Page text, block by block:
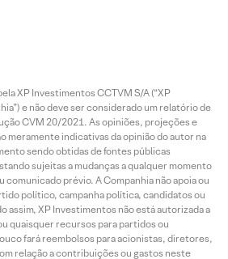
XP Investimentos CCTVM S/A (“XP
e não deve ser considerado um relatório de
CVM 20/2021. As opiniões, projeções e
meramente indicativas da opinião do autor na
sendo obtidas de fontes públicas
sujeitas a mudanças a qualquer momento
comunicado prévio. A Companhia não apoia ou
político, campanha política, candidatos ou
assim, XP Investimentos não está autorizada a
quaisquer recursos para partidos ou
fará reembolsos para acionistas, diretores,
relação a contribuições ou gastos neste